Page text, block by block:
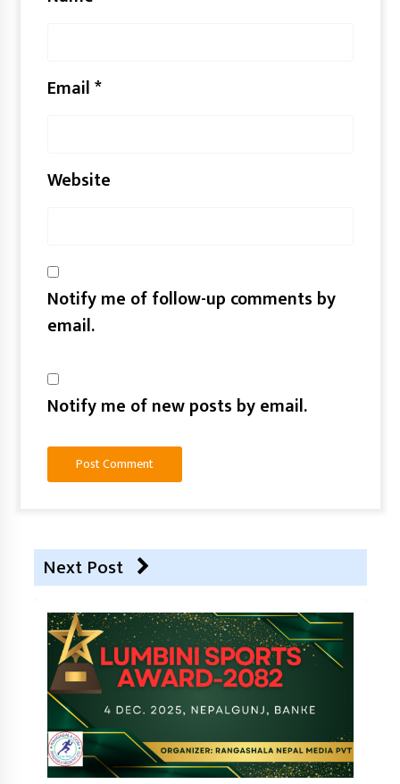
Email*
Website
Notify me of follow-up comments by
email.
Notify me of new posts by email.
Next Post